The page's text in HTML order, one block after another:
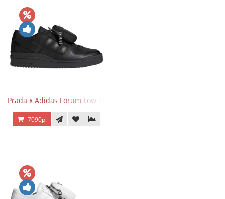
Prada x Adidas Forum Low Triple Black
7090р.